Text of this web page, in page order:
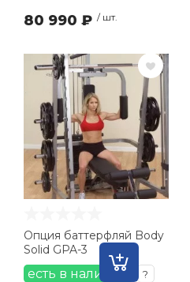
80 990 ₽ / шт.
Опция баттерфляй Body
Solid GPA-3
есть в наличии ?